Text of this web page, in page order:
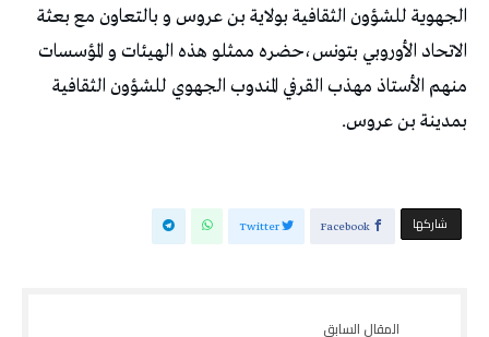
الجهوية للشؤون الثقافية بولاية بن عروس و بالتعاون مع بعثة
الاتحاد الأوروبي بتونس،حضره ممثلو هذه الهيئات و المؤسسات
منهم الأستاذ مهذب القرفي المندوب الجهوي للشؤون الثقافية
بمدينة بن عروس.
‫‫ شاركها‬ Facebook
Twitter